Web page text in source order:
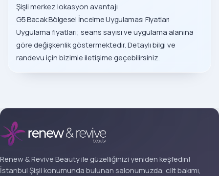
Şişli merkez lokasyon avantajı
G5 Bacak Bölgesel İncelme Uygulaması Fiyatları
Uygulama fiyatları; seans sayısı ve uygulama alanına
göre değişkenlik göstermektedir. Detaylı bilgi ve
randevu için bizimle iletişime geçebilirsiniz.
Renew & Revive Beauty ile güzelliğinizi yeniden keşfedin!
İstanbul Şişli konumunda bulunan salonumuzda, cilt bakımı,